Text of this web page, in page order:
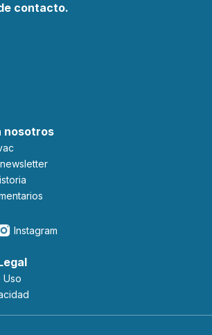
contacto.
nosotros
newsletter
Instagram
Uso